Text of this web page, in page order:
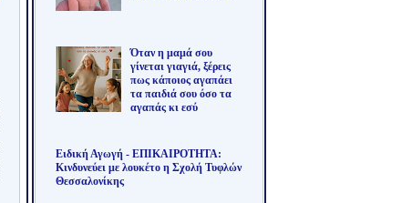
Όταν η μαμά σου
γίνεται γιαγιά, ξέρεις
πως κάποιος αγαπάει
τα παιδιά σου όσο τα
αγαπάς κι εσύ
Ειδική Αγωγή - ΕΠΙΚΑΙΡΟΤΗΤΑ:
Κινδυνεύει με λουκέτο η Σχολή Τυφλών
Θεσσαλονίκης